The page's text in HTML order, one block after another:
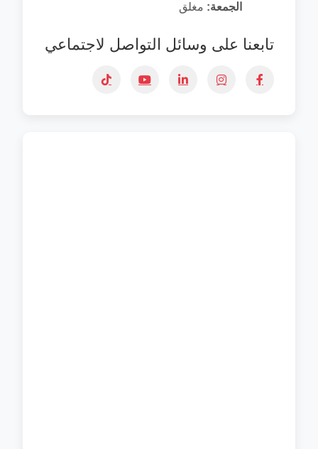
الجمعة: مغلق
تابعنا على وسائل التواصل لاجتماعي